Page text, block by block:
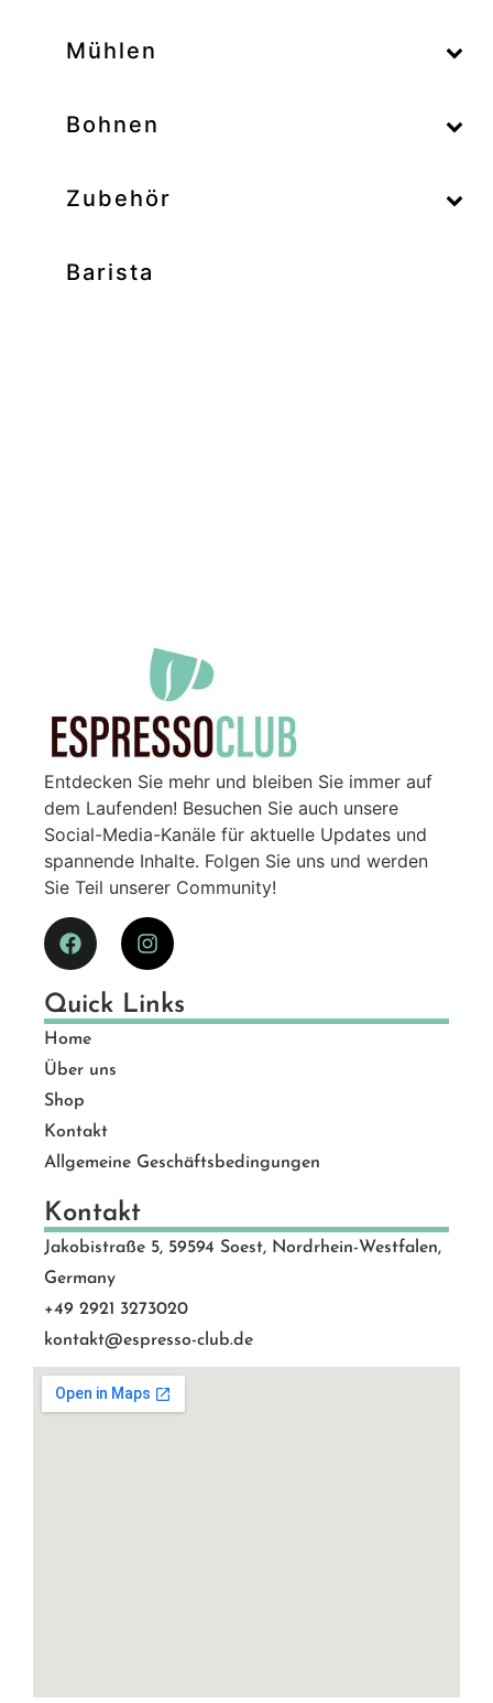
Mühlen
–
Bohnen
–
Zubehör
Barista
Entdecken Sie mehr und bleiben Sie immer auf
dem Laufenden! Besuchen Sie auch unsere
Social-Media-Kanäle für aktuelle Updates und
spannende Inhalte. Folgen Sie uns und werden
Sie Teil unserer Community!
Quick Links
Home
Über uns
Shop
Kontakt
Allgemeine Geschäftsbedingungen
Kontakt
Jakobistraße 5, 59594 Soest, Nordrhein-Westfalen,
Germany
+49 2921 3273020
kontakt@espresso-club.de